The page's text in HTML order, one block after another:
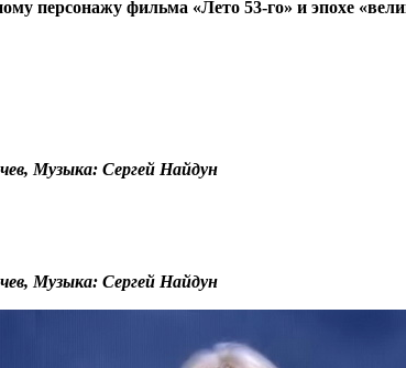
персонажу фильма «Лето 53-го» и эпохе
Музыка: Сергей Найдун
Музыка: Сергей Найдун